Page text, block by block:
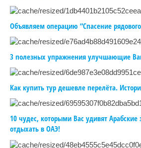
Объявляем операцию “Спасение
3 полезных упражнения улучшающие
Как купить тур дешевле перелёта.
10 чудес, которыми Вас удивят
отдыхать в ОАЭ!